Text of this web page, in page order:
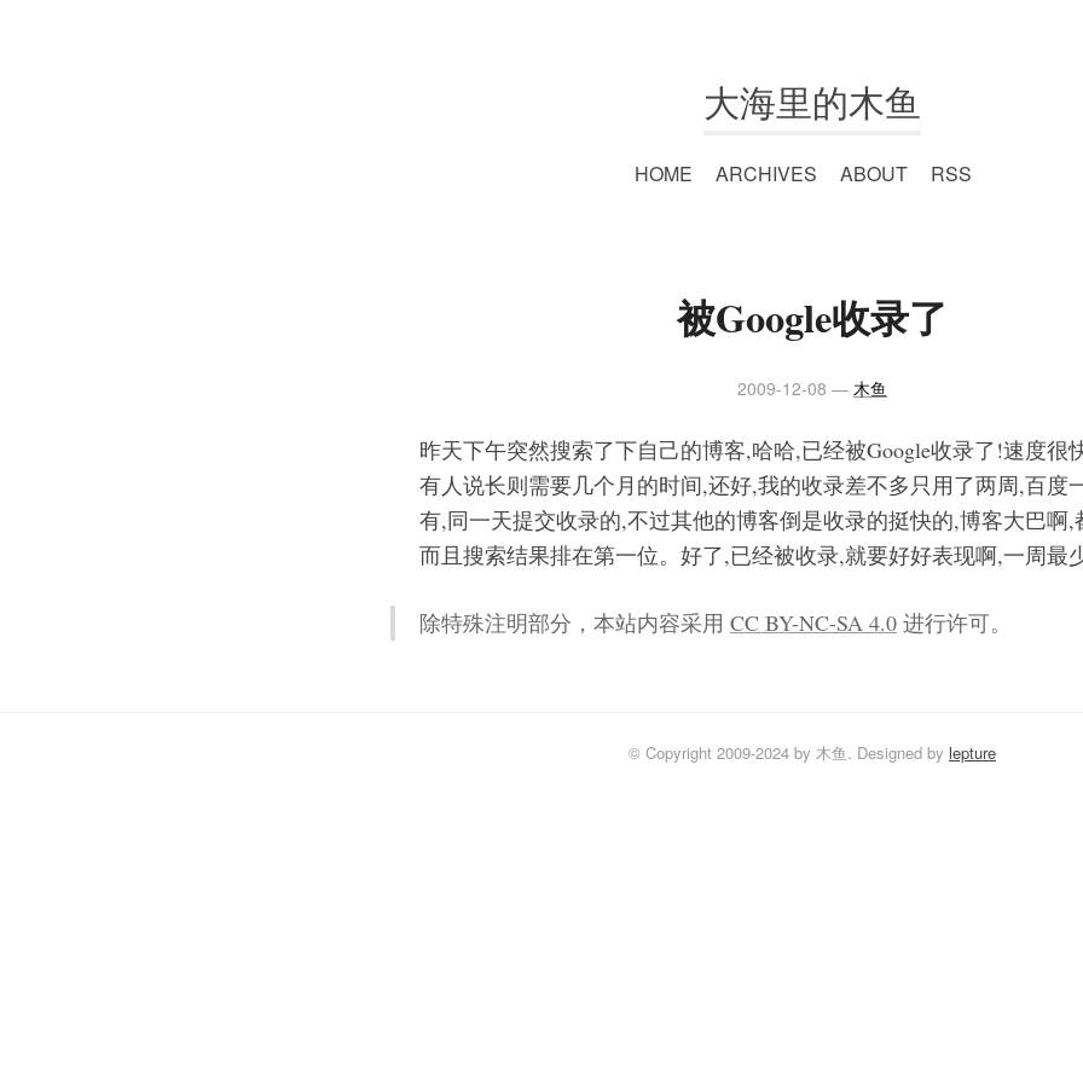
大海里的木鱼
HOME ARCHIVES ABOUT RSS
被Google收录了
2009-12-08 木鱼
昨天下午突然搜索了下自己的博客,哈哈,已经被Google收录了!速度很
有人说长则需要几个月的时间,还好,我的收录差不多只用了两周,百度
有,同一天提交收录的,不过其他的博客倒是收录的挺快的,博客大巴啊,
而且搜索结果排在第一位。好了,已经被收录,就要好好表现啊,一周最
除特殊注明部分，本站内容采用 CC BY-NC-SA 4.0 进行许可。
© Copyright 2009-2024 by 木鱼. Designed by lepture